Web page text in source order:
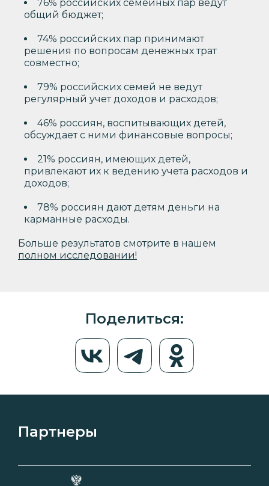
76% российских семейных пар ведут
общий бюджет;
74% российских пар принимают
решения по вопросам денежных трат
совместно;
79% российских семей не ведут
регулярный учет доходов и расходов;
46% россиян, воспитывающих детей,
обсуждает с ними финансовые вопросы;
21% россиян, имеющих детей,
привлекают их к ведению учета расходов и
доходов;
78% россиян дают детям деньги на
карманные расходы.
Больше результатов смотрите в нашем
полном исследовании!
Поделиться:
Партнеры